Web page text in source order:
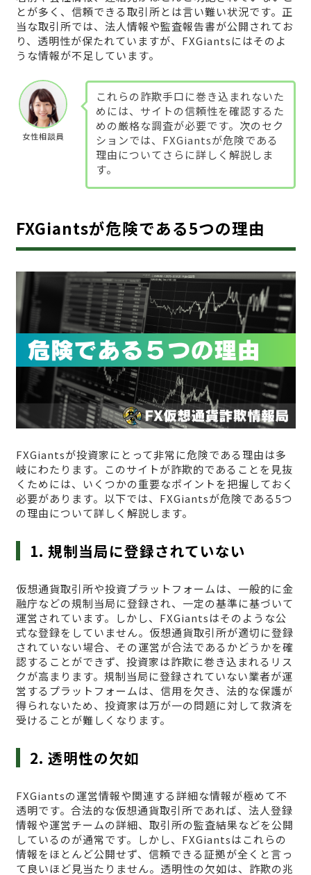
とが多く、信頼できる取引所とは言い難い状況です。正
当な取引所では、法人情報や監査報告書が公開されてお
り、透明性が保たれていますが、FXGiantsにはそのよ
うな情報が不足しています。
女性相談員
これらの詐欺手口に巻き込まれないた
めには、サイトの信頼性を確認するた
めの厳格な調査が必要です。次のセク
ションでは、FXGiantsが危険である
理由についてさらに詳しく解説しま
す。
FXGiantsが危険である5つの理由
FXGiantsが投資家にとって非常に危険である理由は多
岐にわたります。このサイトが詐欺的であることを見抜
くためには、いくつかの重要なポイントを把握しておく
必要があります。以下では、FXGiantsが危険である5つ
の理由について詳しく解説します。
1. 規制当局に登録されていない
仮想通貨取引所や投資プラットフォームは、一般的に金
融庁などの規制当局に登録され、一定の基準に基づいて
運営されています。しかし、FXGiantsはそのような公
式な登録をしていません。仮想通貨取引所が適切に登録
されていない場合、その運営が合法であるかどうかを確
認することができず、投資家は詐欺に巻き込まれるリス
クが高まります。規制当局に登録されていない業者が運
営するプラットフォームは、信用を欠き、法的な保護が
得られないため、投資家は万が一の問題に対して救済を
受けることが難しくなります。
2. 透明性の欠如
FXGiantsの運営情報や関連する詳細な情報が極めて不
透明です。合法的な仮想通貨取引所であれば、法人登録
情報や運営チームの詳細、取引所の監査結果などを公開
しているのが通常です。しかし、FXGiantsはこれらの
情報をほとんど公開せず、信頼できる証拠が全くと言っ
て良いほど見当たりません。透明性の欠如は、詐欺の兆